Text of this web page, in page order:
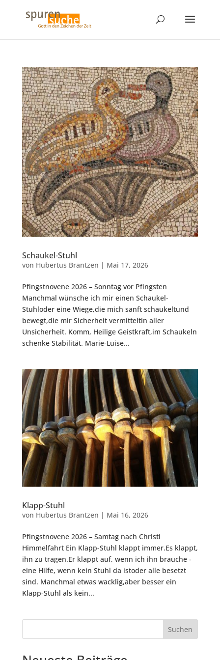
Schaukel-Stuhl
von Hubertus Brantzen | Mai 17, 2026
Pfingstnovene 2026 – Sonntag vor Pfingsten
Manchmal wünsche ich mir einen Schaukel-
Stuhloder eine Wiege,die mich sanft schaukeltund
bewegt,die mir Sicherheit vermitteltin aller
Unsicherheit. Komm, Heilige Geistkraft,im Schaukeln
schenke Stabilität. Marie-Luise...
Klapp-Stuhl
von Hubertus Brantzen | Mai 16, 2026
Pfingstnovene 2026 – Samtag nach Christi
Himmelfahrt Ein Klapp-Stuhl klappt immer.Es klappt,
ihn zu tragen.Er klappt auf, wenn ich ihn brauche -
eine Hilfe, wenn kein Stuhl da istoder alle besetzt
sind. Manchmal etwas wacklig,aber besser ein
Klapp-Stuhl als kein...
Suchen